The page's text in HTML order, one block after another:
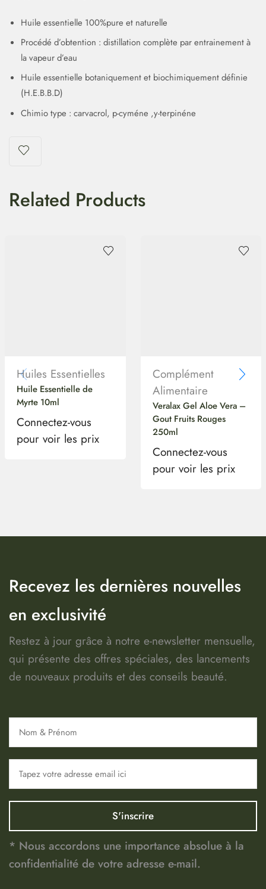
Huile essentielle 100%pure et naturelle
Procédé d’obtention : distillation complète par entrainement à
la vapeur d’eau
Huile essentielle botaniquement et biochimiquement définie
(H.E.B.B.D)
Chimio type : carvacrol, p-cyméne ,y-terpinéne
Related Products
Huiles Essentielles
Huile Essentielle de
Myrte 10ml
Connectez-vous
pour voir les prix
Complément
Alimentaire
Veralax Gel Aloe Vera –
Gout Fruits Rouges
250ml
Connectez-vous
pour voir les prix
Recevez les dernières nouvelles
en exclusivité
Restez à jour grâce à notre e-newsletter mensuelle,
qui présente des offres spéciales, des lancements
de nouveaux produits et des conseils beauté.
* Nous accordons une importance absolue à la
confidentialité de votre adresse e-mail.